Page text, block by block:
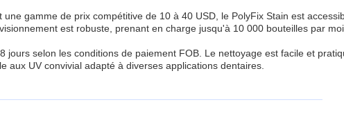
gamme de prix compétitive de 10 à 40 USD, le PolyFix Stain est
est robuste, prenant en charge jusqu'à 10 000 bouteilles par
selon les conditions de paiement FOB. Le nettoyage est facile et
UV convivial adapté à diverses applications dentaires.